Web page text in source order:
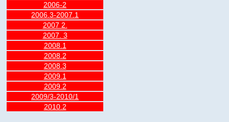
2006-2
2006.3-2007.1
2007 2.
2007. 3
2008.1
2008.2
2008.3
2009.1
2009.2
2009/3-2010/1
2010.2